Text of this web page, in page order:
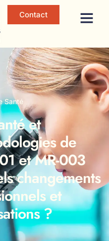
Contact
Santé
et
de
et MR-003
changements
et
?